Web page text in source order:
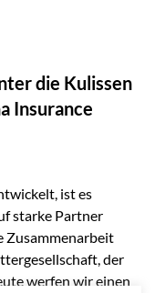
eine Rolle. Auch
Einfluss auf…
die Kulissen
Insurance
ist es
starke Partner
Zusammenarbeit
der
werfen wir einen